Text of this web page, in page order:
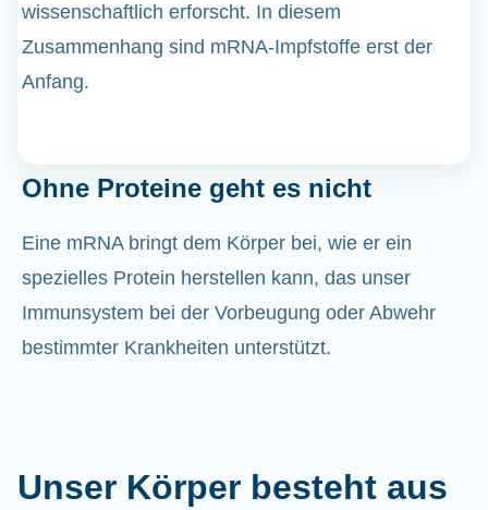
wissenschaftlich erforscht. In diesem
Zusammenhang sind mRNA-Impfstoffe erst der
Anfang.
Ohne Proteine geht es nicht
Eine mRNA bringt dem Körper bei, wie er ein
spezielles Protein herstellen kann, das unser
Immunsystem bei der Vorbeugung oder Abwehr
bestimmter Krankheiten unterstützt.
Unser Körper besteht aus